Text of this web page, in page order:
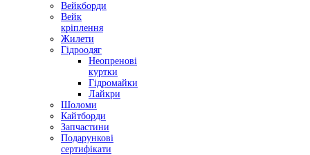
Вейкборди
Вейк
кріплення
Жилети
Гідроодяг
Неопренові
куртки
Гідромайки
Лайкри
Шоломи
Кайтборди
Запчастини
Подарункові
сертифікати